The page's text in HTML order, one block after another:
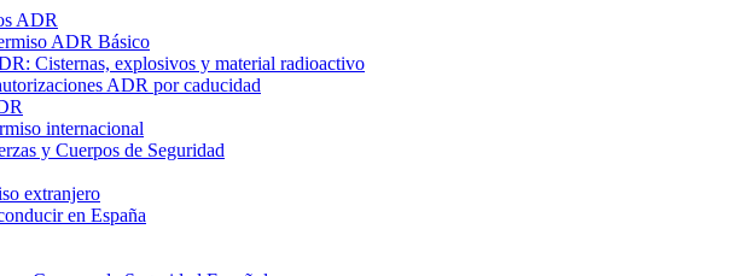
ADR
ADR Básico
Cisternas, explosivos y material radioactivo
ADR por caducidad
internacional
y Cuerpos de Seguridad
extranjero
en España